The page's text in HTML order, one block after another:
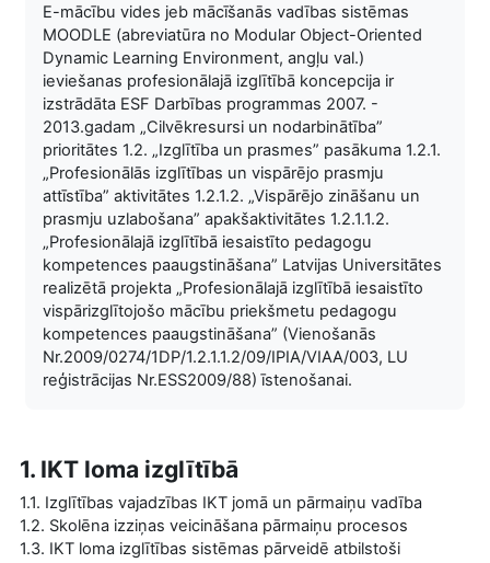
E-mācību vides jeb mācīšanās vadības sistēmas
MOODLE (abreviatūra no Modular Object-Oriented
Dynamic Learning Environment, angļu val.)
ieviešanas profesionālajā izglītībā koncepcija ir
izstrādāta ESF Darbības programmas 2007. -
2013.gadam „Cilvēkresursi un nodarbinātība”
prioritātes 1.2. „Izglītība un prasmes” pasākuma 1.2.1.
„Profesionālās izglītības un vispārējo prasmju
attīstība” aktivitātes 1.2.1.2. „Vispārējo zināšanu un
prasmju uzlabošana” apakšaktivitātes 1.2.1.1.2.
„Profesionālajā izglītībā iesaistīto pedagogu
kompetences paaugstināšana” Latvijas Universitātes
realizētā projekta „Profesionālajā izglītībā iesaistīto
vispārizglītojošo mācību priekšmetu pedagogu
kompetences paaugstināšana” (Vienošanās
Nr.2009/0274/1DP/1.2.1.1.2/09/IPIA/VIAA/003, LU
reģistrācijas Nr.ESS2009/88) īstenošanai.
1. IKT loma izglītībā
1.1. Izglītības vajadzības IKT jomā un pārmaiņu vadība
1.2. Skolēna izziņas veicināšana pārmaiņu procesos
1.3. IKT loma izglītības sistēmas pārveidē atbilstoši